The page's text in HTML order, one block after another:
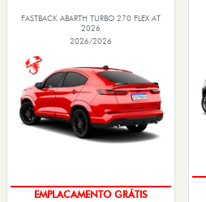
FASTBACK ABARTH TURBO 270 FLEX AT
2026
2026/2026
OPORTUNIDADE